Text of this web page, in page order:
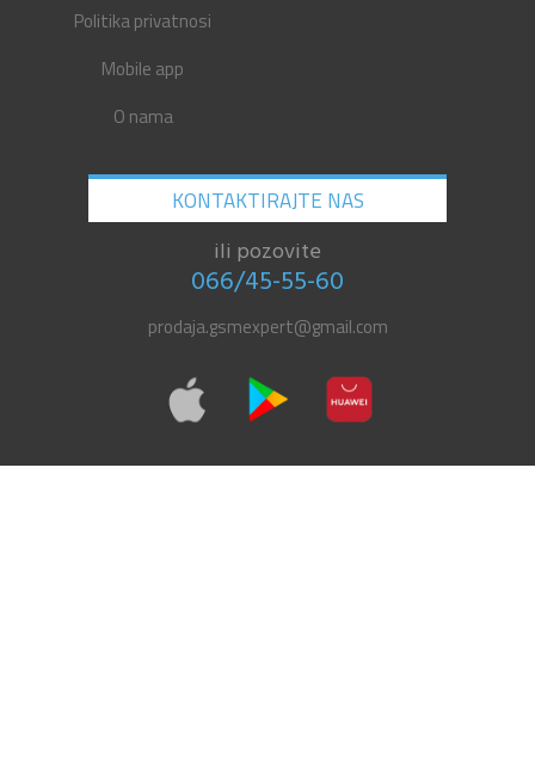
Politika privatnosi
Mobile app
O nama
KONTAKTIRAJTE NAS
ili pozovite
066/45-55-60
prodaja.gsmexpert@gmail.com